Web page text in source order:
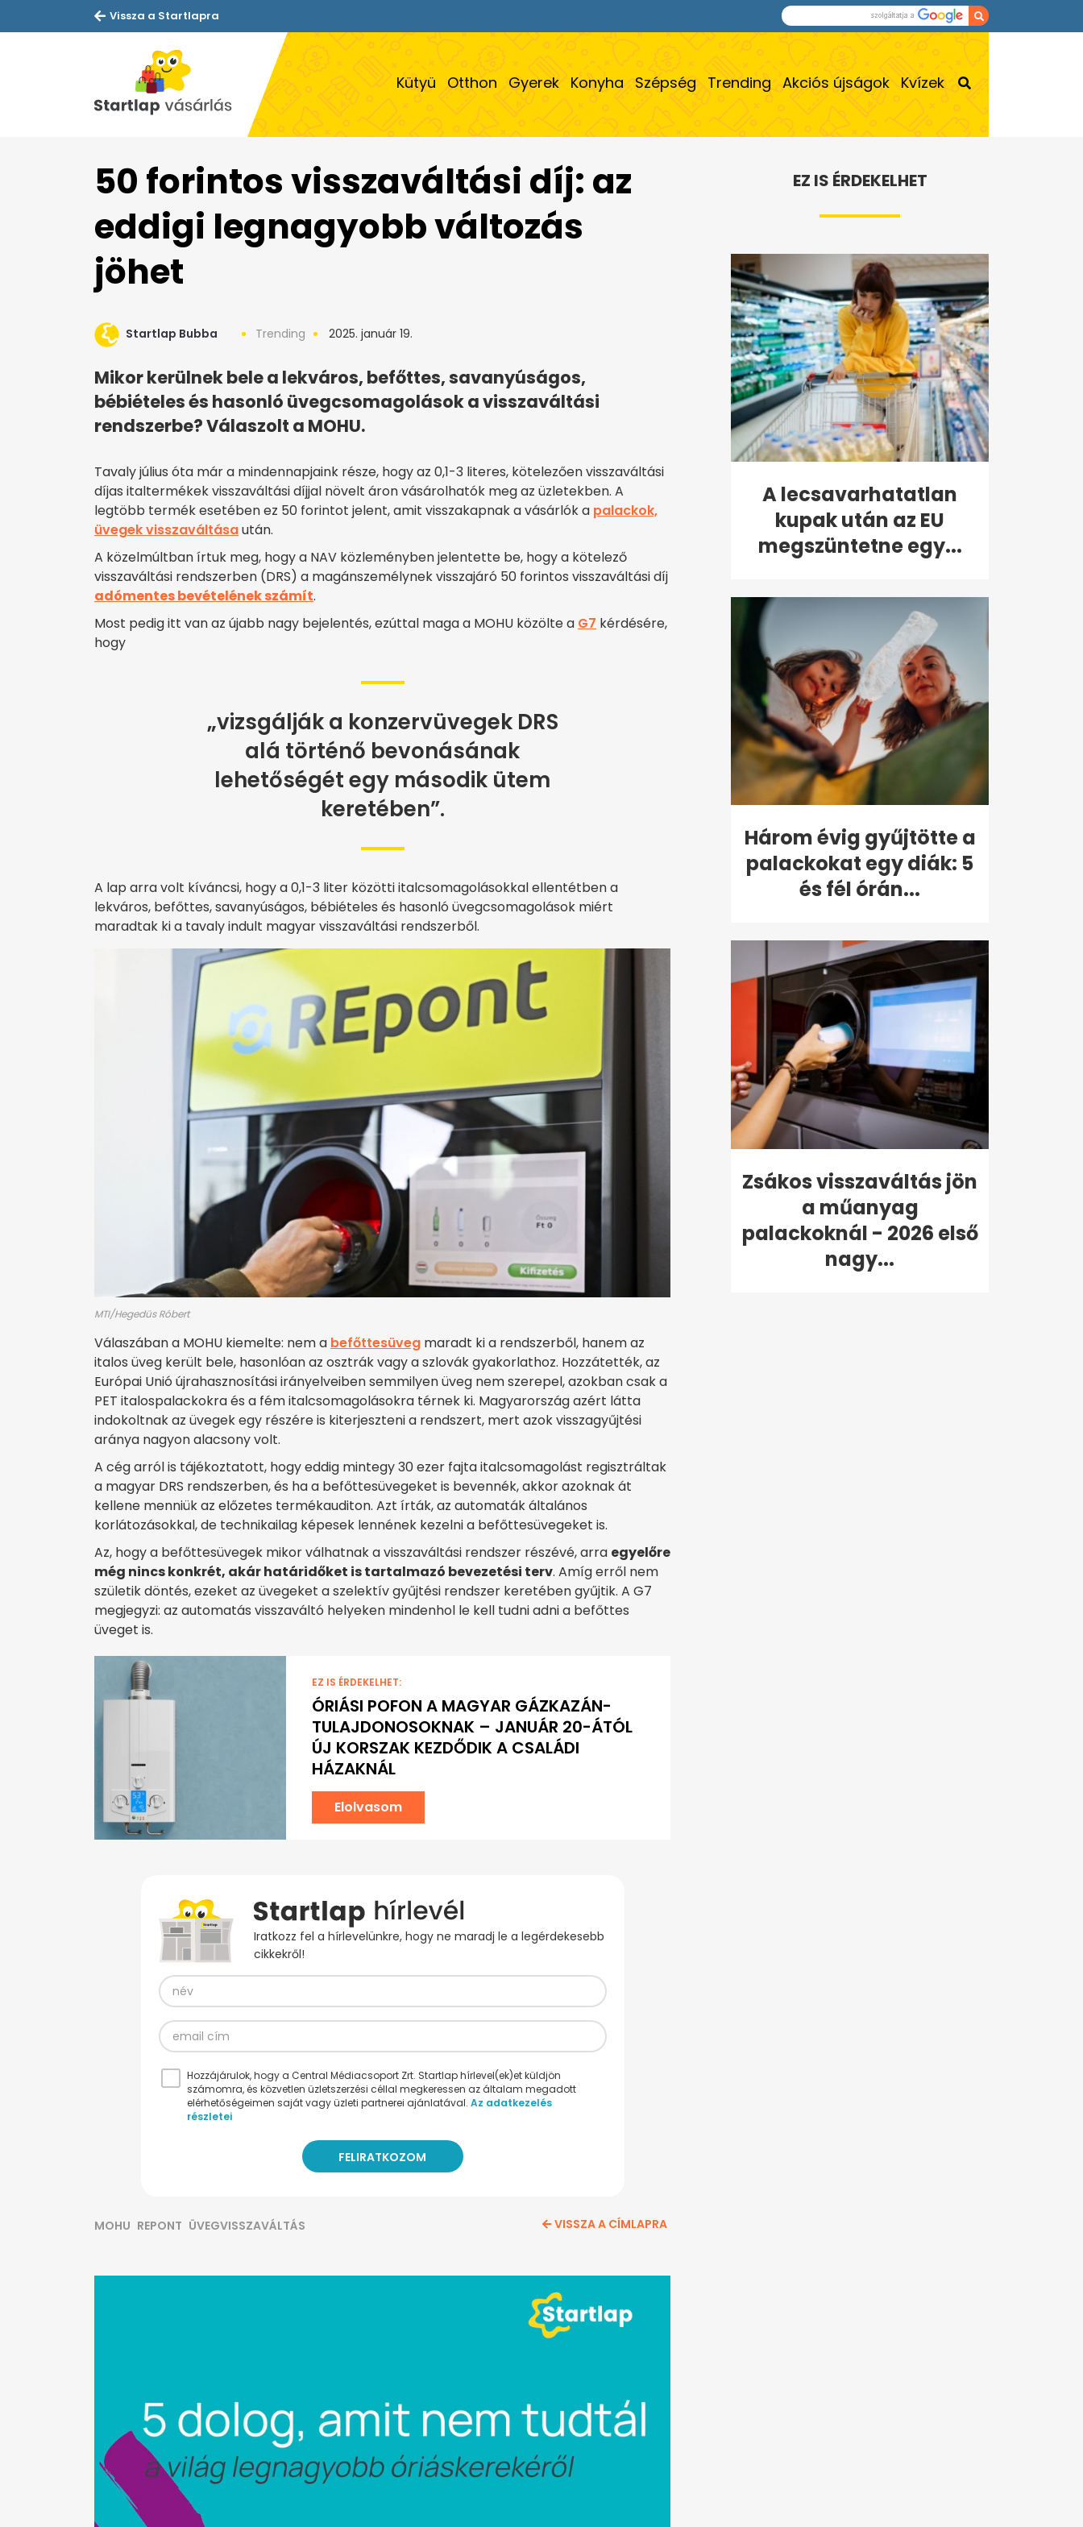
Vissza a Startlapra
Kütyü Otthon Gyerek Konyha Szépség Trending Akciós újságok Kvízek
50 forintos visszaváltási díj: az
eddigi legnagyobb változás
jöhet
Startlap Bubba Trending 2025. január 19.
Mikor kerülnek bele a lekváros, befőttes, savanyúságos,
bébiételes és hasonló üvegcsomagolások a visszaváltási
rendszerbe? Válaszolt a MOHU.
Tavaly július óta már a mindennapjaink része, hogy az 0,1-3 literes, kötelezően visszaváltási
díjas italtermékek visszaváltási díjjal növelt áron vásárolhatók meg az üzletekben. A
legtöbb termék esetében ez 50 forintot jelent, amit visszakapnak a vásárlók a palackok,
üvegek visszaváltásaután.
A közelmúltban írtuk meg, hogy a NAV közleményben jelentette be, hogy a kötelező
visszaváltási rendszerben (DRS) a magánszemélynek visszajáró 50 forintos visszaváltási díj
adómentes bevételének számít.
Most pedig itt van az újabb nagy bejelentés, ezúttal maga a MOHU közölte a G7 kérdésére,
hogy
„vizsgálják a konzervüvegek DRS
alá történő bevonásának
lehetőségét egy második ütem
keretében”.
A lap arra volt kíváncsi, hogy a 0,1-3 liter közötti italcsomagolásokkal ellentétben a
lekváros, befőttes, savanyúságos, bébiételes és hasonló üvegcsomagolások miért
maradtak ki a tavaly indult magyar visszaváltási rendszerből.
MTI/Hegedüs Róbert
Válaszában a MOHU kiemelte: nem a befőttesüveg maradt ki a rendszerből, hanem az
italos üveg került bele, hasonlóan az osztrák vagy a szlovák gyakorlathoz. Hozzátették, az
Európai Unió újrahasznosítási irányelveiben semmilyen üveg nem szerepel, azokban csak a
PET italospalackokra és a fém italcsomagolásokra térnek ki. Magyarország azért látta
indokoltnak az üvegek egy részére is kiterjeszteni a rendszert, mert azok visszagyűjtési
aránya nagyon alacsony volt.
A cég arról is tájékoztatott, hogy eddig mintegy 30 ezer fajta italcsomagolást regisztráltak
a magyar DRS rendszerben, és ha a befőttesüvegeket is bevennék, akkor azoknak át
kellene menniük az előzetes termékauditon. Azt írták, az automaták általános
korlátozásokkal, de technikailag képesek lennének kezelni a befőttesüvegeket is.
Az, hogy a befőttesüvegek mikor válhatnak a visszaváltási rendszer részévé, arra egyelőre
még nincs konkrét, akár határidőket is tartalmazó bevezetési terv. Amíg erről nem
születik döntés, ezeket az üvegeket a szelektív gyűjtési rendszer keretében gyűjtik. A G7
megjegyzi: az automatás visszaváltó helyeken mindenhol le kell tudni adni a befőttes
üveget is.
EZ IS ÉRDEKELHET:
ÓRIÁSI POFON A MAGYAR GÁZKAZÁN-
TULAJDONOSOKNAK – JANUÁR 20-ÁTÓL
ÚJ KORSZAK KEZDŐDIK A CSALÁDI
HÁZAKNÁL
Elolvasom
Iratkozz fel a hírlevelünkre, hogy ne maradj le a legérdekesebb
cikkekről!
Hozzájárulok, hogy a Central Médiacsoport Zrt. Startlap hírlevel(ek)et küldjön
számomra, és közvetlen üzletszerzési céllal megkeressen az általam megadott
elérhetőségeimen saját vagy üzleti partnerei ajánlatával. Az adatkezelés
részletei
MOHU REPONT ÜVEGVISSZAVÁLTÁS VISSZA A CÍMLAPRA
EZ IS ÉRDEKELHET
A lecsavarhatatlan
kupak után az EU
megszüntetne egy...
Három évig gyűjtötte a
palackokat egy diák: 5
és fél órán...
Zsákos visszaváltás jön
a műanyag
palackoknál - 2026 első
nagy...